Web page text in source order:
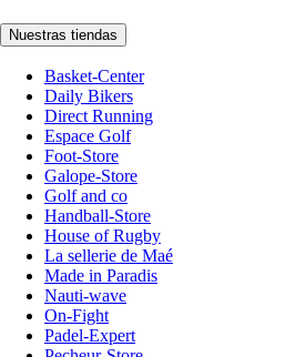
Nuestras tiendas
Basket-Center
Daily Bikers
Direct Running
Espace Golf
Foot-Store
Galope-Store
Golf and co
Handball-Store
House of Rugby
La sellerie de Maé
Made in Paradis
Nauti-wave
On-Fight
Padel-Expert